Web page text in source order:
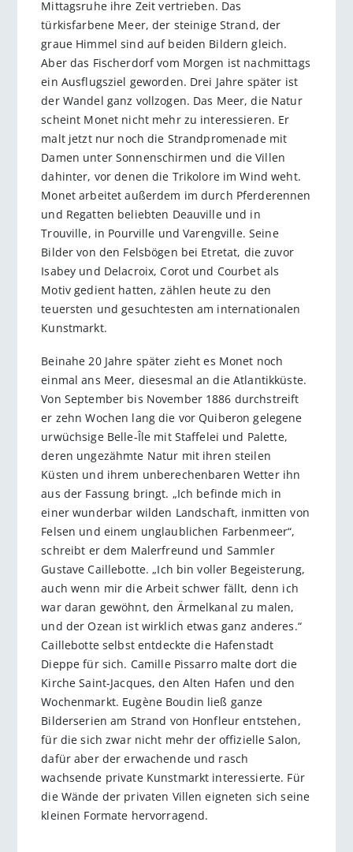
Mittagsruhe ihre Zeit vertrieben. Das
türkisfarbene Meer, der steinige Strand, der
graue Himmel sind auf beiden Bildern gleich.
Aber das Fischerdorf vom Morgen ist nachmittags
ein Ausflugsziel geworden. Drei Jahre später ist
der Wandel ganz vollzogen. Das Meer, die Natur
scheint Monet nicht mehr zu interessieren. Er
malt jetzt nur noch die Strandpromenade mit
Damen unter Sonnenschirmen und die Villen
dahinter, vor denen die Trikolore im Wind weht.
Monet arbeitet außerdem im durch Pferderennen
und Regatten beliebten Deauville und in
Trouville, in Pourville und Varengville. Seine
Bilder von den Felsbögen bei Etretat, die zuvor
Isabey und Delacroix, Corot und Courbet als
Motiv gedient hatten, zählen heute zu den
teuersten und gesuchtesten am internationalen
Kunstmarkt.
Beinahe 20 Jahre später zieht es Monet noch
einmal ans Meer, diesesmal an die Atlantikküste.
Von September bis November 1886 durchstreift
er zehn Wochen lang die vor Quiberon gelegene
urwüchsige Belle-Île mit Staffelei und Palette,
deren ungezähmte Natur mit ihren steilen
Küsten und ihrem unberechenbaren Wetter ihn
aus der Fassung bringt. „Ich befinde mich in
einer wunderbar wilden Landschaft, inmitten von
Felsen und einem unglaublichen Farbenmeer“,
schreibt er dem Malerfreund und Sammler
Gustave Caillebotte. „Ich bin voller Begeisterung,
auch wenn mir die Arbeit schwer fällt, denn ich
war daran gewöhnt, den Ärmelkanal zu malen,
und der Ozean ist wirklich etwas ganz anderes.“
Caillebotte selbst entdeckte die Hafenstadt
Dieppe für sich. Camille Pissarro malte dort die
Kirche Saint-Jacques, den Alten Hafen und den
Wochenmarkt. Eugène Boudin ließ ganze
Bilderserien am Strand von Honfleur entstehen,
für die sich zwar nicht mehr der offizielle Salon,
dafür aber der erwachende und rasch
wachsende private Kunstmarkt interessierte. Für
die Wände der privaten Villen eigneten sich seine
kleinen Formate hervorragend.